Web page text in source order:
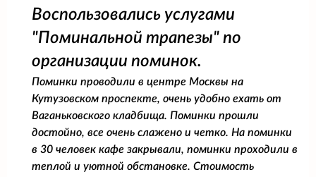
Воспользовались услугами
"Поминальной трапезы" по
организации поминок.
Поминки проводили в центре Москвы на
Кутузовском проспекте, очень удобно ехать от
Ваганьковского кладбища. Поминки прошли
достойно, все очень слажено и четко. На поминки
в 30 человек кафе закрывали, поминки проходили в
теплой и уютной обстановке. Стоимость